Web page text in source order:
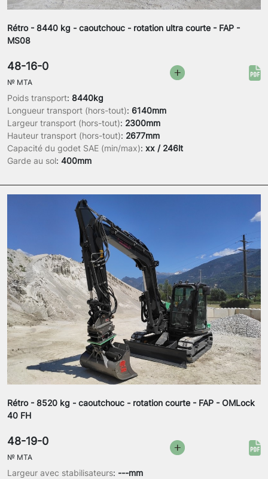
Rétro - 8440 kg - caoutchouc - rotation ultra courte - FAP -
MS08
Poids transport: 8440kg
Longueur transport (hors-tout): 6140mm
Largeur transport (hors-tout): 2300mm
Hauteur transport (hors-tout): 2677mm
Capacité du godet SAE (min/max): xx / 246lt
Garde au sol: 400mm
48-16-0
№ MTA
Rétro - 8520 kg - caoutchouc - rotation courte - FAP - OMLock
40 FH
Largeur avec stabilisateurs: ---mm
48-19-0
№ MTA